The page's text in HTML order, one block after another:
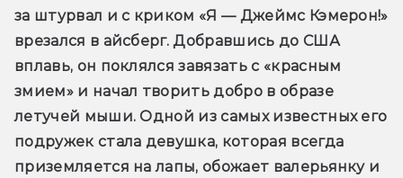
за штурвал и с криком «Я — Джеймс Кэмерон!»
врезался в айсберг. Добравшись до США
вплавь, он поклялся завязать с «красным
змием» и начал творить добро в образе
летучей мыши. Одной из самых известных его
подружек стала девушка, которая всегда
приземляется на лапы, обожает валерьянку и